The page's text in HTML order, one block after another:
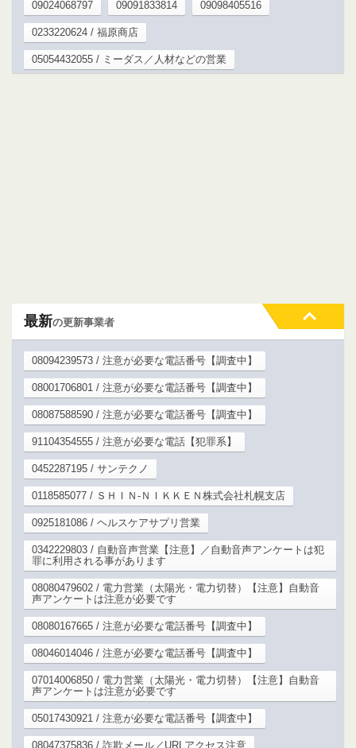
09024068797 09091833814 09098405516
0233220624 / 福原商店
05054432055 / ミーダス／人材などの営業
最新の更新事業者
08094239573 / 注意が必要な電話番号【調査中】
08001706801 / 注意が必要な電話番号【調査中】
08087588590 / 注意が必要な電話番号【調査中】
91104354555 / 注意が必要な電話【犯罪系】
0452287195 / サンテクノ
0118585077 / ＳＨＩＮ‐ＮＩＫＫＥＮ株式会社札幌支店
0925181086 / ヘルスケアサプリ営業
0342229803 / 自動音声営業【注意】／自動音声アンケートは犯
罪に利用される事があります
08080479602 / 電力営業（太陽光・電力切替）【注意】自動音
声アンケートは注意が必要です
08080167665 / 注意が必要な電話番号【調査中】
08046014046 / 注意が必要な電話番号【調査中】
07014006850 / 電力営業（太陽光・電力切替）【注意】自動音
声アンケートは注意が必要です
05017430921 / 注意が必要な電話番号【調査中】
08047375836 / 詐欺メール／URLアクセス注意